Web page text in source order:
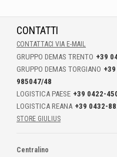
CONTATTI
CONTATTACI VIA E-MAIL
GRUPPO DEMAS TRENTO +39
GRUPPO DEMAS TORGIANO
985047/48
LOGISTICA PAESE +39 0422-
LOGISTICA REANA +39 0432-
STORE GIULIUS
Centralino